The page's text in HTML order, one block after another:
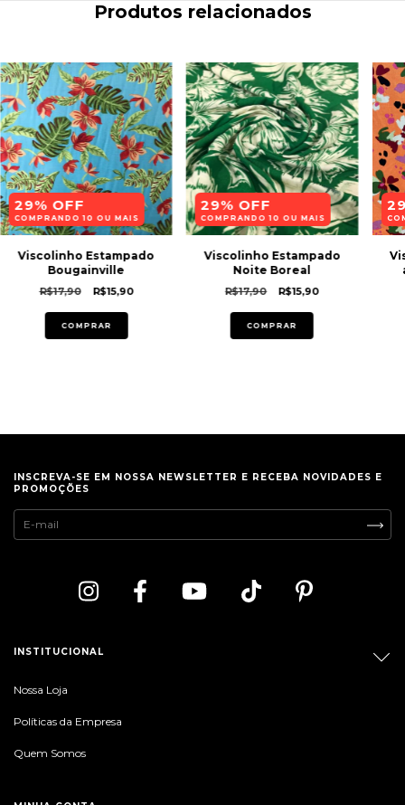
Produtos relacionados
29% OFF
COMPRANDO 10 OU MAIS
Viscolinho Estampado
Bougainville
R$17,90 R$15,90
COMPRAR
29% OFF
COMPRANDO 10 OU MAIS
Viscolinho Estampado
Noite Boreal
R$17,90 R$15,90
COMPRAR
INSCREVA-SE EM NOSSA NEWSLETTER E RECEBA NOVIDADES E
PROMOÇÕES
INSTITUCIONAL
Nossa Loja
Políticas da Empresa
Quem Somos